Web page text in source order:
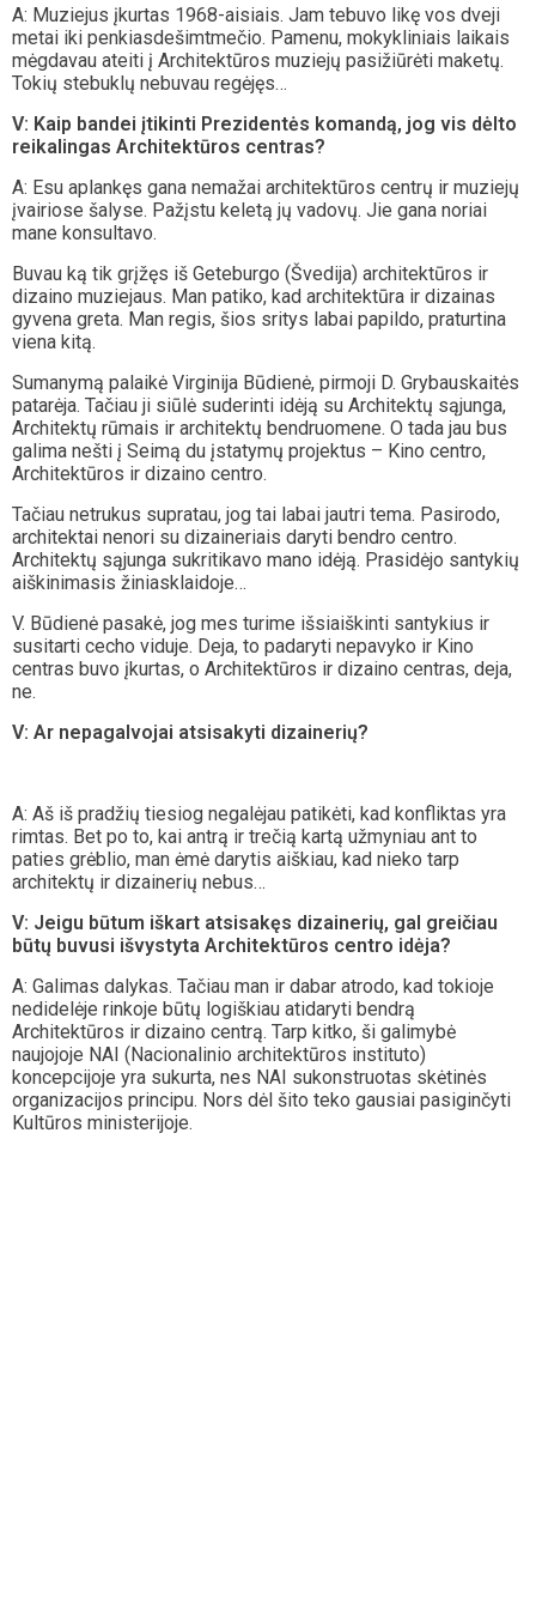
A: Muziejus įkurtas 1968-aisiais. Jam tebuvo likę vos dveji
metai iki penkiasdešimtmečio. Pamenu, mokykliniais laikais
mėgdavau ateiti į Architektūros muziejų pasižiūrėti maketų.
Tokių stebuklų nebuvau regėjęs…
V: Kaip bandei įtikinti Prezidentės komandą, jog vis dėlto
reikalingas Architektūros centras?
A: Esu aplankęs gana nemažai architektūros centrų ir muziejų
įvairiose šalyse. Pažįstu keletą jų vadovų. Jie gana noriai
mane konsultavo.
Buvau ką tik grįžęs iš Geteburgo (Švedija) architektūros ir
dizaino muziejaus. Man patiko, kad architektūra ir dizainas
gyvena greta. Man regis, šios sritys labai papildo, praturtina
viena kitą.
Sumanymą palaikė Virginija Būdienė, pirmoji D. Grybauskaitės
patarėja. Tačiau ji siūlė suderinti idėją su Architektų sąjunga,
Architektų rūmais ir architektų bendruomene. O tada jau bus
galima nešti į Seimą du įstatymų projektus – Kino centro,
Architektūros ir dizaino centro.
Tačiau netrukus supratau, jog tai labai jautri tema. Pasirodo,
architektai nenori su dizaineriais daryti bendro centro.
Architektų sąjunga sukritikavo mano idėją. Prasidėjo santykių
aiškinimasis žiniasklaidoje…
V. Būdienė pasakė, jog mes turime išsiaiškinti santykius ir
susitarti cecho viduje. Deja, to padaryti nepavyko ir Kino
centras buvo įkurtas, o Architektūros ir dizaino centras, deja,
ne.
V: Ar nepagalvojai atsisakyti dizainerių?
A: Aš iš pradžių tiesiog negalėjau patikėti, kad konfliktas yra
rimtas. Bet po to, kai antrą ir trečią kartą užmyniau ant to
paties grėblio, man ėmė darytis aiškiau, kad nieko tarp
architektų ir dizainerių nebus…
V: Jeigu būtum iškart atsisakęs dizainerių, gal greičiau
būtų buvusi išvystyta Architektūros centro idėja?
A: Galimas dalykas. Tačiau man ir dabar atrodo, kad tokioje
nedidelėje rinkoje būtų logiškiau atidaryti bendrą
Architektūros ir dizaino centrą. Tarp kitko, ši galimybė
naujojoje NAI (Nacionalinio architektūros instituto)
koncepcijoje yra sukurta, nes NAI sukonstruotas skėtinės
organizacijos principu. Nors dėl šito teko gausiai pasiginčyti
Kultūros ministerijoje.